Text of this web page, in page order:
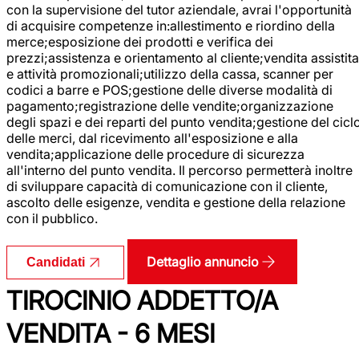
con la supervisione del tutor aziendale, avrai l'opportunità
di acquisire competenze in:allestimento e riordino della
merce;esposizione dei prodotti e verifica dei
prezzi;assistenza e orientamento al cliente;vendita assistita
e attività promozionali;utilizzo della cassa, scanner per
codici a barre e POS;gestione delle diverse modalità di
pagamento;registrazione delle vendite;organizzazione
degli spazi e dei reparti del punto vendita;gestione del
delle merci, dal ricevimento all'esposizione e alla
vendita;applicazione delle procedure di sicurezza
all'interno del punto vendita. Il percorso permetterà inoltre
di sviluppare capacità di comunicazione con il cliente,
ascolto delle esigenze, vendita e gestione della relazione
con il pubblico.
Candidati Dettaglio annuncio
TIROCINIO ADDETTO/A
VENDITA - 6 MESI